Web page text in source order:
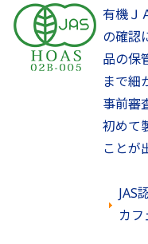
有機Ｊ
の確認
品の保
まで細
事前審
初めて
ことが
JAS
カ